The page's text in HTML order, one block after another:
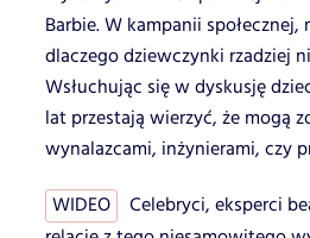
Barbie. W kampanii
dlaczego dziewczynki rzadziej
Wsłuchując się w dyskusję
lat przestają wierzyć, że mogą
wynalazcami, inżynierami, czy
WIDEO
Celebryci, eksperci